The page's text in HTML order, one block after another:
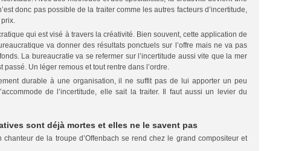
donc pas possible de la traiter comme les autres facteurs d’incertitude,
qui est visé à travers la créativité. Bien souvent, cette application de
va donner des résultats ponctuels sur l’offre mais ne va pas
La bureaucratie va se refermer sur l’incertitude aussi vite que la mer
passé. Un léger remous et tout rentre dans l’ordre.
durable à une organisation, il ne suffit pas de lui apporter un peu
de l’incertitude, elle sait la traiter. Il faut aussi un levier du
sont déjà mortes et elles ne le savent pas
chanteur de la troupe d’Offenbach se rend chez le grand compositeur et